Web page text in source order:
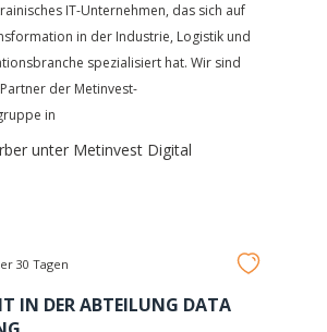
IT-Unternehmen, das sich auf
in der Industrie, Logistik und
spezialisiert hat. Wir sind
der Metinvest-
in
unter Metinvest Digital
30 Tagen
IN DER ABTEILUNG DATA